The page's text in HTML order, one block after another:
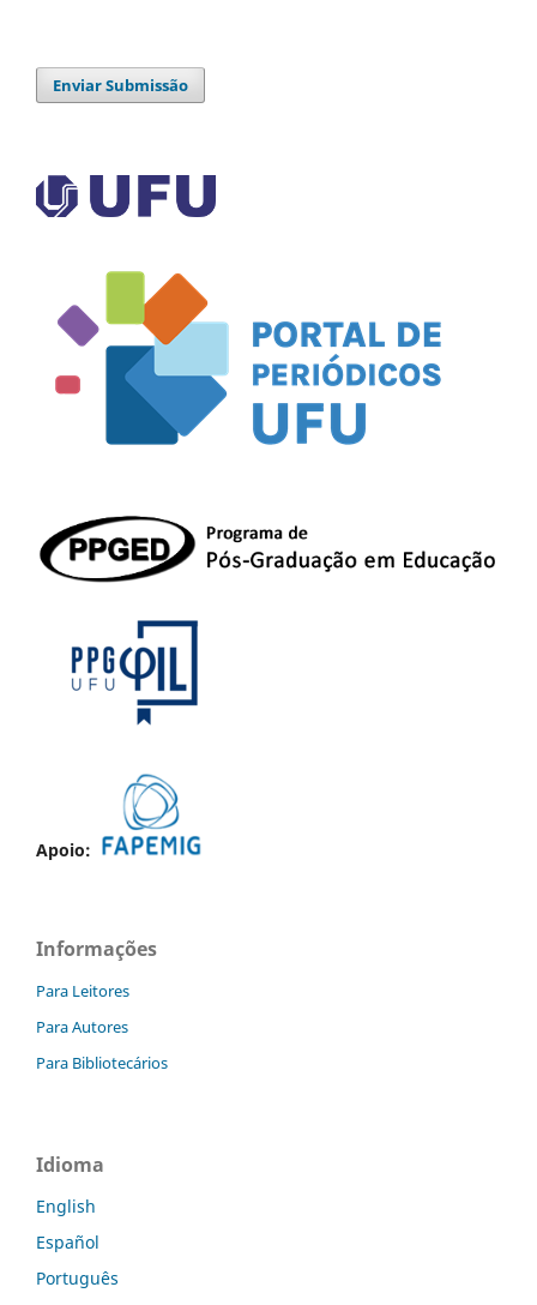
Enviar Submissão
Apoio:
Informações
Para Leitores
Para Autores
Para Bibliotecários
Idioma
English
Español
Português